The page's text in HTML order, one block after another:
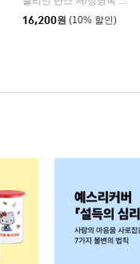
16,200원 (10% 할인)